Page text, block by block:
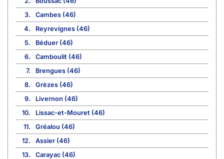
3.
Cambes (46)
4.
Reyrevignes (46)
5.
Béduer (46)
6.
Camboulit (46)
7.
Brengues (46)
8.
Grèzes (46)
9.
Livernon (46)
10.
Lissac-et-Mouret (46)
11.
Gréalou (46)
12.
Assier (46)
13.
Carayac (46)